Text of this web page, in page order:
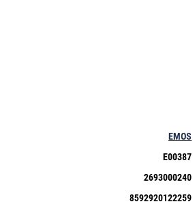
EMOS
E00387
2693000240
8592920122259